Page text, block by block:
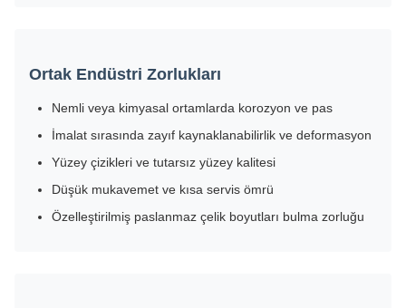
Ortak Endüstri Zorlukları
Nemli veya kimyasal ortamlarda korozyon ve pas
İmalat sırasında zayıf kaynaklanabilirlik ve deformasyon
Yüzey çizikleri ve tutarsız yüzey kalitesi
Düşük mukavemet ve kısa servis ömrü
Özelleştirilmiş paslanmaz çelik boyutları bulma zorluğu